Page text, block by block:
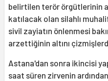
belirtilen terör örgütlerinin
katılacak olan silahlı
sivil zayiatın önlenmesi
arzettiğinin altını
Astana'dan sonra ikincisi
saat süren zirvenin